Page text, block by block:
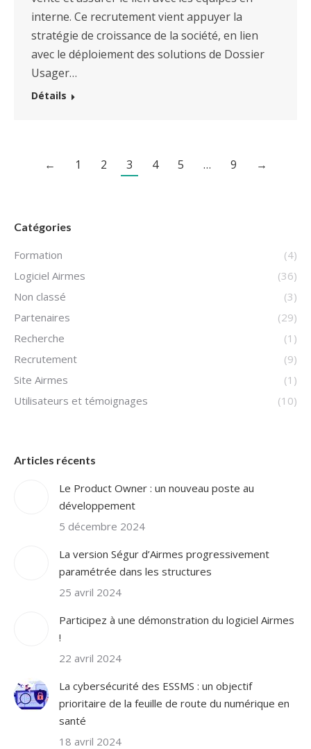
interne. Ce recrutement vient appuyer la
stratégie de croissance de la société, en lien
avec le déploiement des solutions de Dossier
Usager…
Détails
← 1 2 3 4 5 … 9 →
Catégories
Formation
(4)
Logiciel Airmes
(36)
Non classé
(3)
Partenaires
(29)
Recherche
(1)
Recrutement
(9)
Site Airmes
(1)
Utilisateurs et témoignages
(10)
Articles récents
Le Product Owner : un nouveau poste au
développement
5 décembre 2024
La version Ségur d’Airmes progressivement
paramétrée dans les structures
25 avril 2024
Participez à une démonstration du logiciel Airmes
!
22 avril 2024
La cybersécurité des ESSMS : un objectif
prioritaire de la feuille de route du numérique en
santé
18 avril 2024